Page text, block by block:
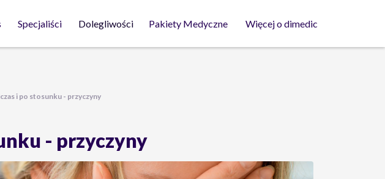
Specjaliści Dolegliwości Pakiety Medyczne Więcej o dimedic
i po stosunku - przyczyny
- przyczyny